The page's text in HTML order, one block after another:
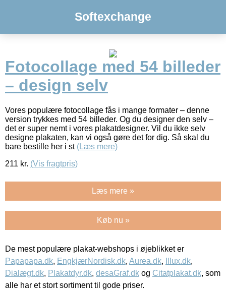
Softexchange
Fotocollage med 54 billeder
– design selv
Vores populære fotocollage fås i mange formater – denne
version trykkes med 54 billeder. Og du designer den selv –
det er super nemt i vores plakatdesigner. Vil du ikke selv
designe plakaten, kan vi også gøre det for dig. Så skal du
bare bestille her i st (Læs mere)
211 kr. (Vis fragtpris)
Læs mere »
Køb nu »
De mest populære plakat-webshops i øjeblikket er
Papapapa.dk, EngkjærNordisk.dk, Aurea.dk, Illux.dk,
Dialægt.dk, Plakatdyr.dk, desaGraf.dk og Citatplakat.dk, som
alle har et stort sortiment til gode priser.